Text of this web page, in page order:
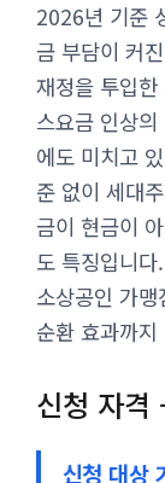
2026년 기준
금 부담이 커
재정을 투입한
스요금 인상
에도 미치고
준 없이 세대
금이 현금이
도 특징입니
소상공인 가
순환 효과까
신청 자격
신청 대상